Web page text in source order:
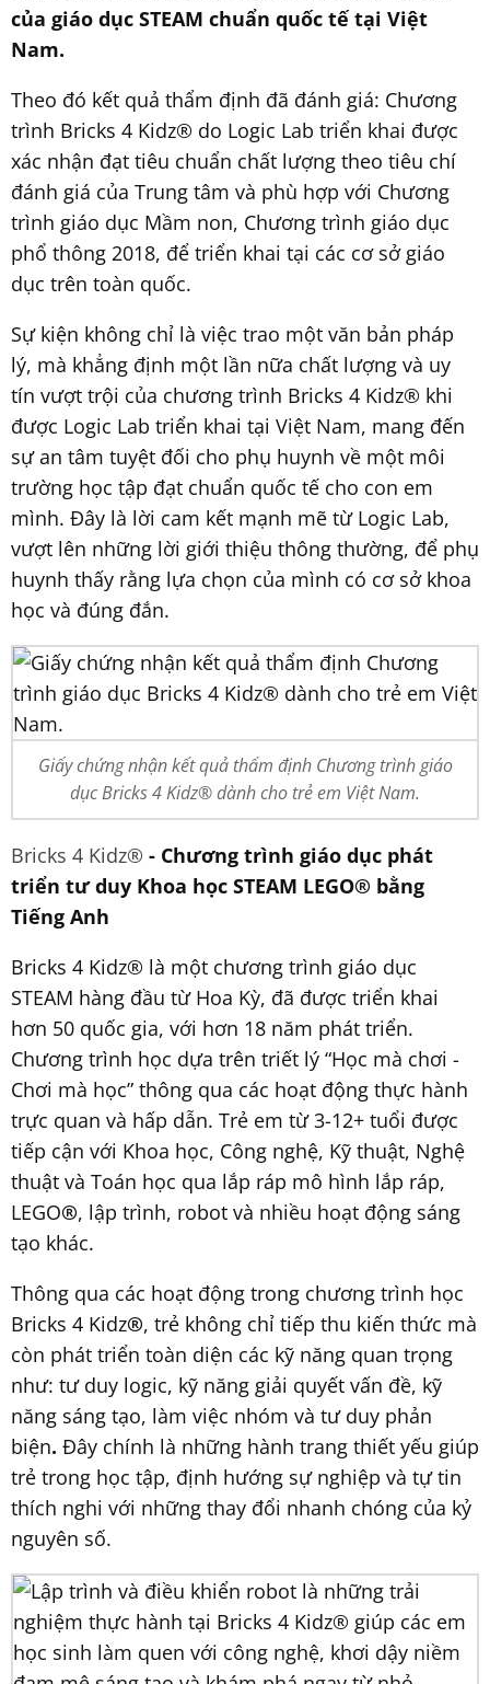
của giáo dục STEAM chuẩn quốc tế tại Việt
Nam.
Theo đó kết quả thẩm định đã đánh giá: Chương
trình Bricks 4 Kidz® do Logic Lab triển khai được
xác nhận đạt tiêu chuẩn chất lượng theo tiêu chí
đánh giá của Trung tâm và phù hợp với Chương
trình giáo dục Mầm non, Chương trình giáo dục
phổ thông 2018, để triển khai tại các cơ sở giáo
dục trên toàn quốc.
Sự kiện không chỉ là việc trao một văn bản pháp
lý, mà khẳng định một lần nữa chất lượng và uy
tín vượt trội của chương trình Bricks 4 Kidz® khi
được Logic Lab triển khai tại Việt Nam, mang đến
sự an tâm tuyệt đối cho phụ huynh về một môi
trường học tập đạt chuẩn quốc tế cho con em
mình. Đây là lời cam kết mạnh mẽ từ Logic Lab,
vượt lên những lời giới thiệu thông thường, để phụ
huynh thấy rằng lựa chọn của mình có cơ sở khoa
học và đúng đắn.
Giấy chứng nhận kết quả thẩm định Chương trình giáo
dục Bricks 4 Kidz® dành cho trẻ em Việt Nam.
Bricks 4 Kidz® - Chương trình giáo dục phát
triển tư duy Khoa học STEAM LEGO® bằng
Tiếng Anh
Bricks 4 Kidz® là một chương trình giáo dục
STEAM hàng đầu từ Hoa Kỳ, đã được triển khai
hơn 50 quốc gia, với hơn 18 năm phát triển.
Chương trình học dựa trên triết lý “Học mà chơi -
Chơi mà học” thông qua các hoạt động thực hành
trực quan và hấp dẫn. Trẻ em từ 3-12+ tuổi được
tiếp cận với Khoa học, Công nghệ, Kỹ thuật, Nghệ
thuật và Toán học qua lắp ráp mô hình lắp ráp,
LEGO®, lập trình, robot và nhiều hoạt động sáng
tạo khác.
Thông qua các hoạt động trong chương trình học
Bricks 4 Kidz®, trẻ không chỉ tiếp thu kiến thức mà
còn phát triển toàn diện các kỹ năng quan trọng
như: tư duy logic, kỹ năng giải quyết vấn đề, kỹ
năng sáng tạo, làm việc nhóm và tư duy phản
biện. Đây chính là những hành trang thiết yếu giúp
trẻ trong học tập, định hướng sự nghiệp và tự tin
thích nghi với những thay đổi nhanh chóng của kỷ
nguyên số.